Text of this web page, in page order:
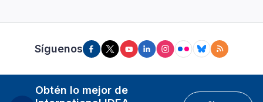
Síguenos
Obtén lo mejor de